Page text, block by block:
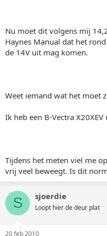
Nu moet dit volgens mij
Haynes Manual dat het
de 14V uit mag komen.
Weet iemand wat het moet
Ik heb een B-Vectra
Tijdens het meten viel me
vrij veel beweegt. Is dit
S sjoerdie
Loopt hier de deur plat
20 feb 2010